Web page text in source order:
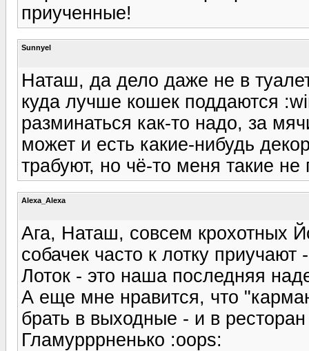
приученные!
Sunnyel
Наташ, да дело даже не в
куда лучше кошек поддаются
разминаться как-то надо, за
может и есть какие-нибудь
трабуют, но чё-то меня такие
Alexa_Alexa
Ага, Наташ, совсем крохотных
собачек часто к лотку приучают
Лоток - это наша последняя
А еще мне нравится, что
брать в выходные - и в
Гламурррненько :oops: